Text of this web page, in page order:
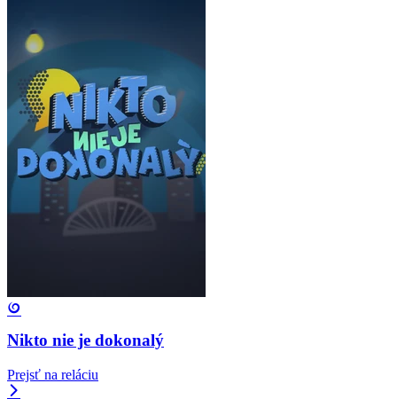
Nikto nie je dokonalý
Prejsť na reláciu